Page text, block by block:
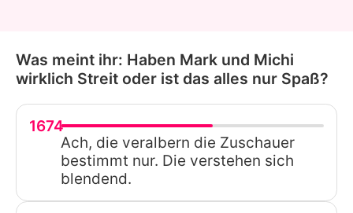
Was meint ihr: Haben Mark und Michi
wirklich Streit oder ist das alles nur Spaß?
1674
Ach, die veralbern die Zuschauer
bestimmt nur. Die verstehen sich
blendend.